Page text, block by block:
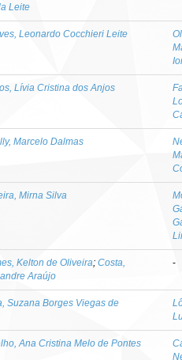
Leite
Leonardo Cocchieri Leite
Lívia Cristina dos Anjos
Marcelo Dalmas
Mirna Silva
Kelton de Oliveira; Costa,
Araújo
-
Suzana Borges Viegas de
Ana Cristina Melo de Pontes